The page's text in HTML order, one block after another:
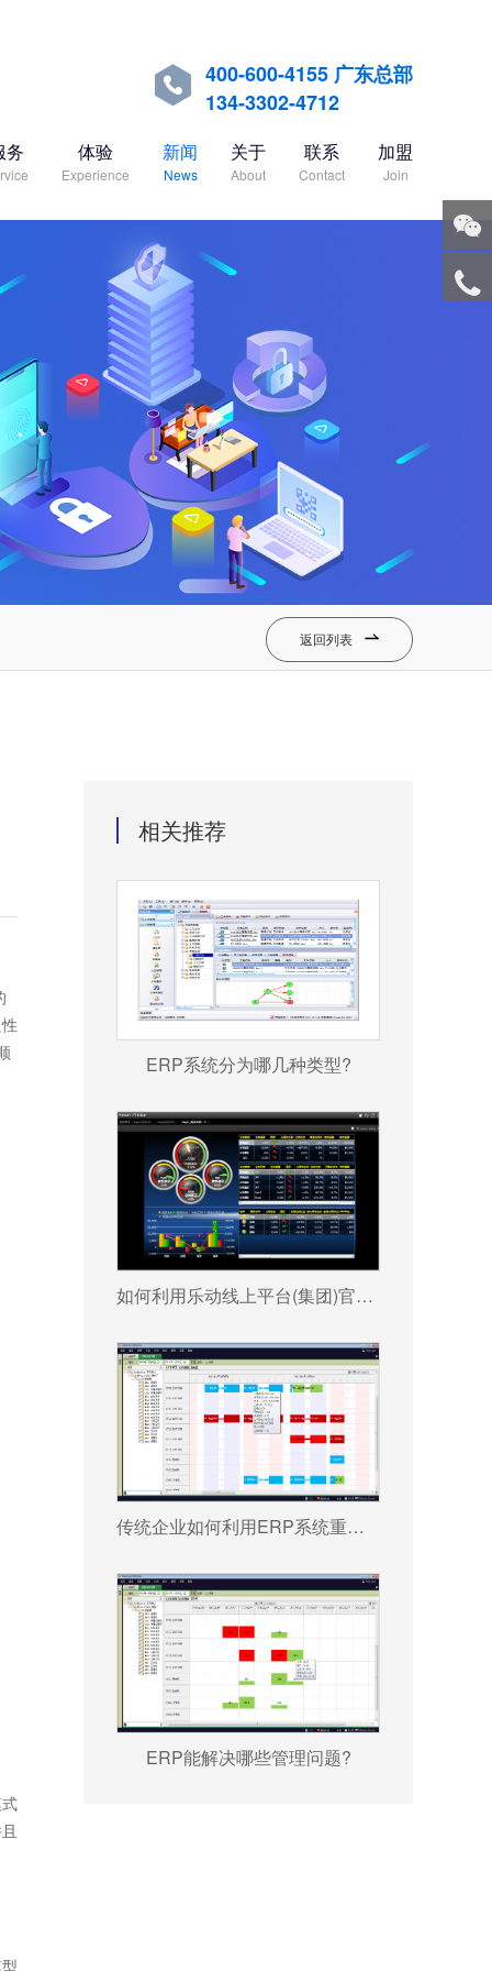

400-600-4155 广东总部
134-3302-4712
务 体验
Experience
新闻
News
关于
About
联系
Contact
加盟
Join
返回列表 
相关推荐
ERP系统分为哪几种类型?
如何利用乐动线上平台(集团)官方网站 帮助企业更好地规避风险?
传统企业如何利用ERP系统重塑竞争力?
ERP能解决哪些管理问题?
微信